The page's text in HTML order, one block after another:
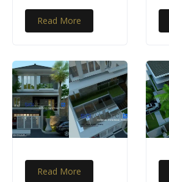
Read More
Read More